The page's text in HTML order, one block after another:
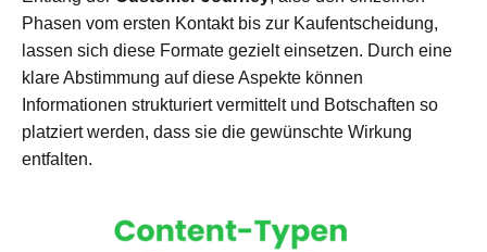
Phasen vom ersten Kontakt bis zur Kaufentscheidung,
lassen sich diese Formate gezielt einsetzen. Durch eine
klare Abstimmung auf diese Aspekte können
Informationen strukturiert vermittelt und Botschaften so
platziert werden, dass sie die gewünschte Wirkung
entfalten.